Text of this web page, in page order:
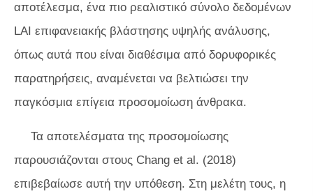
αποτέλεσμα, ένα πιο ρεαλιστικό σύνολο δεδομένων
LAI επιφανειακής βλάστησης υψηλής ανάλυσης,
όπως αυτά που είναι διαθέσιμα από δορυφορικές
παρατηρήσεις, αναμένεται να βελτιώσει την
παγκόσμια επίγεια προσομοίωση άνθρακα.
Τα αποτελέσματα της προσομοίωσης
παρουσιάζονται στους Chang et al. (2018)
επιβεβαίωσε αυτή την υπόθεση. Στη μελέτη τους, η